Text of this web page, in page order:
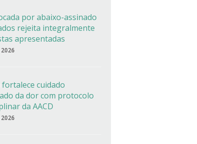
por abaixo-assinado
rejeita integralmente
apresentadas
cuidado
da dor com protocolo
da AACD